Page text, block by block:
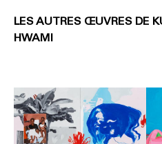
LES AUTRES ŒUVRES DE
HWAMI